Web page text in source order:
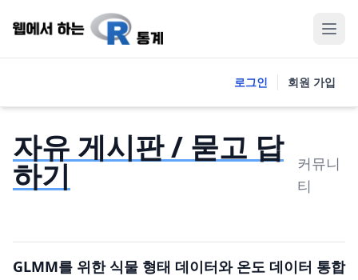
로그인 회원 가입
자유 게시판 / 묻고 답
하기
커뮤니
티
GLMM를 위한 식물 형태 데이터와 온도 데이터 통합